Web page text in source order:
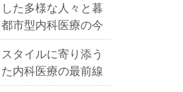
た多様な人々と暮
市型内科医療の今
タイルに寄り添う
内科医療の最前線